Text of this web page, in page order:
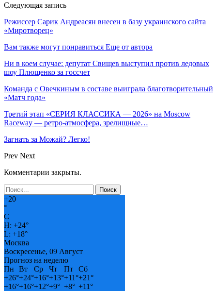
Следующая запись
Режиссер Сарик Андреасян внесен в базу украинского сайта
«Миротворец»
Вам также могут понравиться Еще от автора
Ни в коем случае: депутат Свищев выступил против ледовых
шоу Плющенко за госсчет
Команда с Овечкиным в составе выиграла благотворительный
«Матч года»
Третий этап «СЕРИЯ КЛАССИКА — 2026» на Moscow
Raceway — ретро‑атмосфера, зрелищные…
Загнать за Можай? Легко!
Prev Next
Комментарии закрыты.
+20
°
C
H: +24°
L: +18°
Москва
Воскресенье, 09 Август
Прогноз на неделю
Пн
Вт Ср Чт Пт
Сб
+26°+24°+16°+13°+11°+21°
+16°+16°+12°+9° +8° +11°